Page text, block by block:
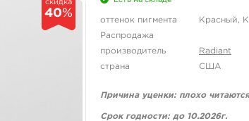
оттенок пигмента
Красный,
Распродажа
производитель
Radiant
страна
США
Причина уценки: плохо
Срок годности: до 10.2026г.
скидка
40%